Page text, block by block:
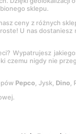
sklepu.
ceny z różnych
U nas
Wypatrujesz
czemu nigdy nie
Pepco, Jysk, Dino,